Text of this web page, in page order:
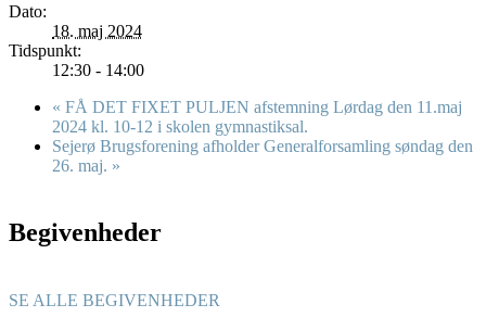
Dato:
18. maj 2024
Tidspunkt:
12:30 - 14:00
« FÅ DET FIXET PULJEN afstemning Lørdag den 11.maj
2024 kl. 10-12 i skolen gymnastiksal.
Sejerø Brugsforening afholder Generalforsamling søndag den
26. maj. »
Begivenheder
SE ALLE BEGIVENHEDER